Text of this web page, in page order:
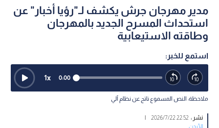
مدير مهرجان جرش يكشف لـ"رؤيا أخبار" عن
استحداث المسرح الجديد بالمهرجان
وطاقته الاستيعابية
استمع للخبر:
0:00
1x
ملاحظة: النص المسموع ناتج عن نظام آلي
نشر :22:52 2026/7/22
|
الأردن